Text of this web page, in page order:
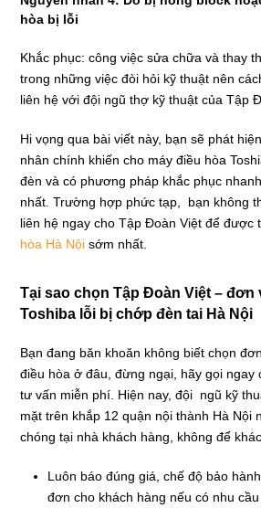
hòa bị lỗi
Khắc phục: công việc sửa chữa và thay
trong những việc đòi hỏi kỹ thuật nên
liên hệ với đội ngũ thợ kỹ thuật của Tập
Hi vọng qua bài viết này, bạn sẽ phát
nhân chính khiến cho máy điều hòa
đèn và có phương pháp khắc phục
nhất. Trường hợp phức tạp, bạn không
liên hệ ngay cho Tập Đoàn Việt để được
hòa Hà Nội sớm nhất.
Tại sao chọn Tập Đoàn Việt – đơn
Toshiba lỗi bị chớp đèn tai Hà Nội
Bạn đang băn khoăn không biết chọn
điều hòa ở đâu, đừng ngại, hãy gọi ngay
tư vấn miễn phí. Hiện nay, đội ngũ kỹ
mặt trên khắp 12 quận nội thành Hà Nội
chóng tại nhà khách hàng, không để
Luôn báo đúng giá, chế độ bảo
đơn cho khách hàng nếu có nhu cầu